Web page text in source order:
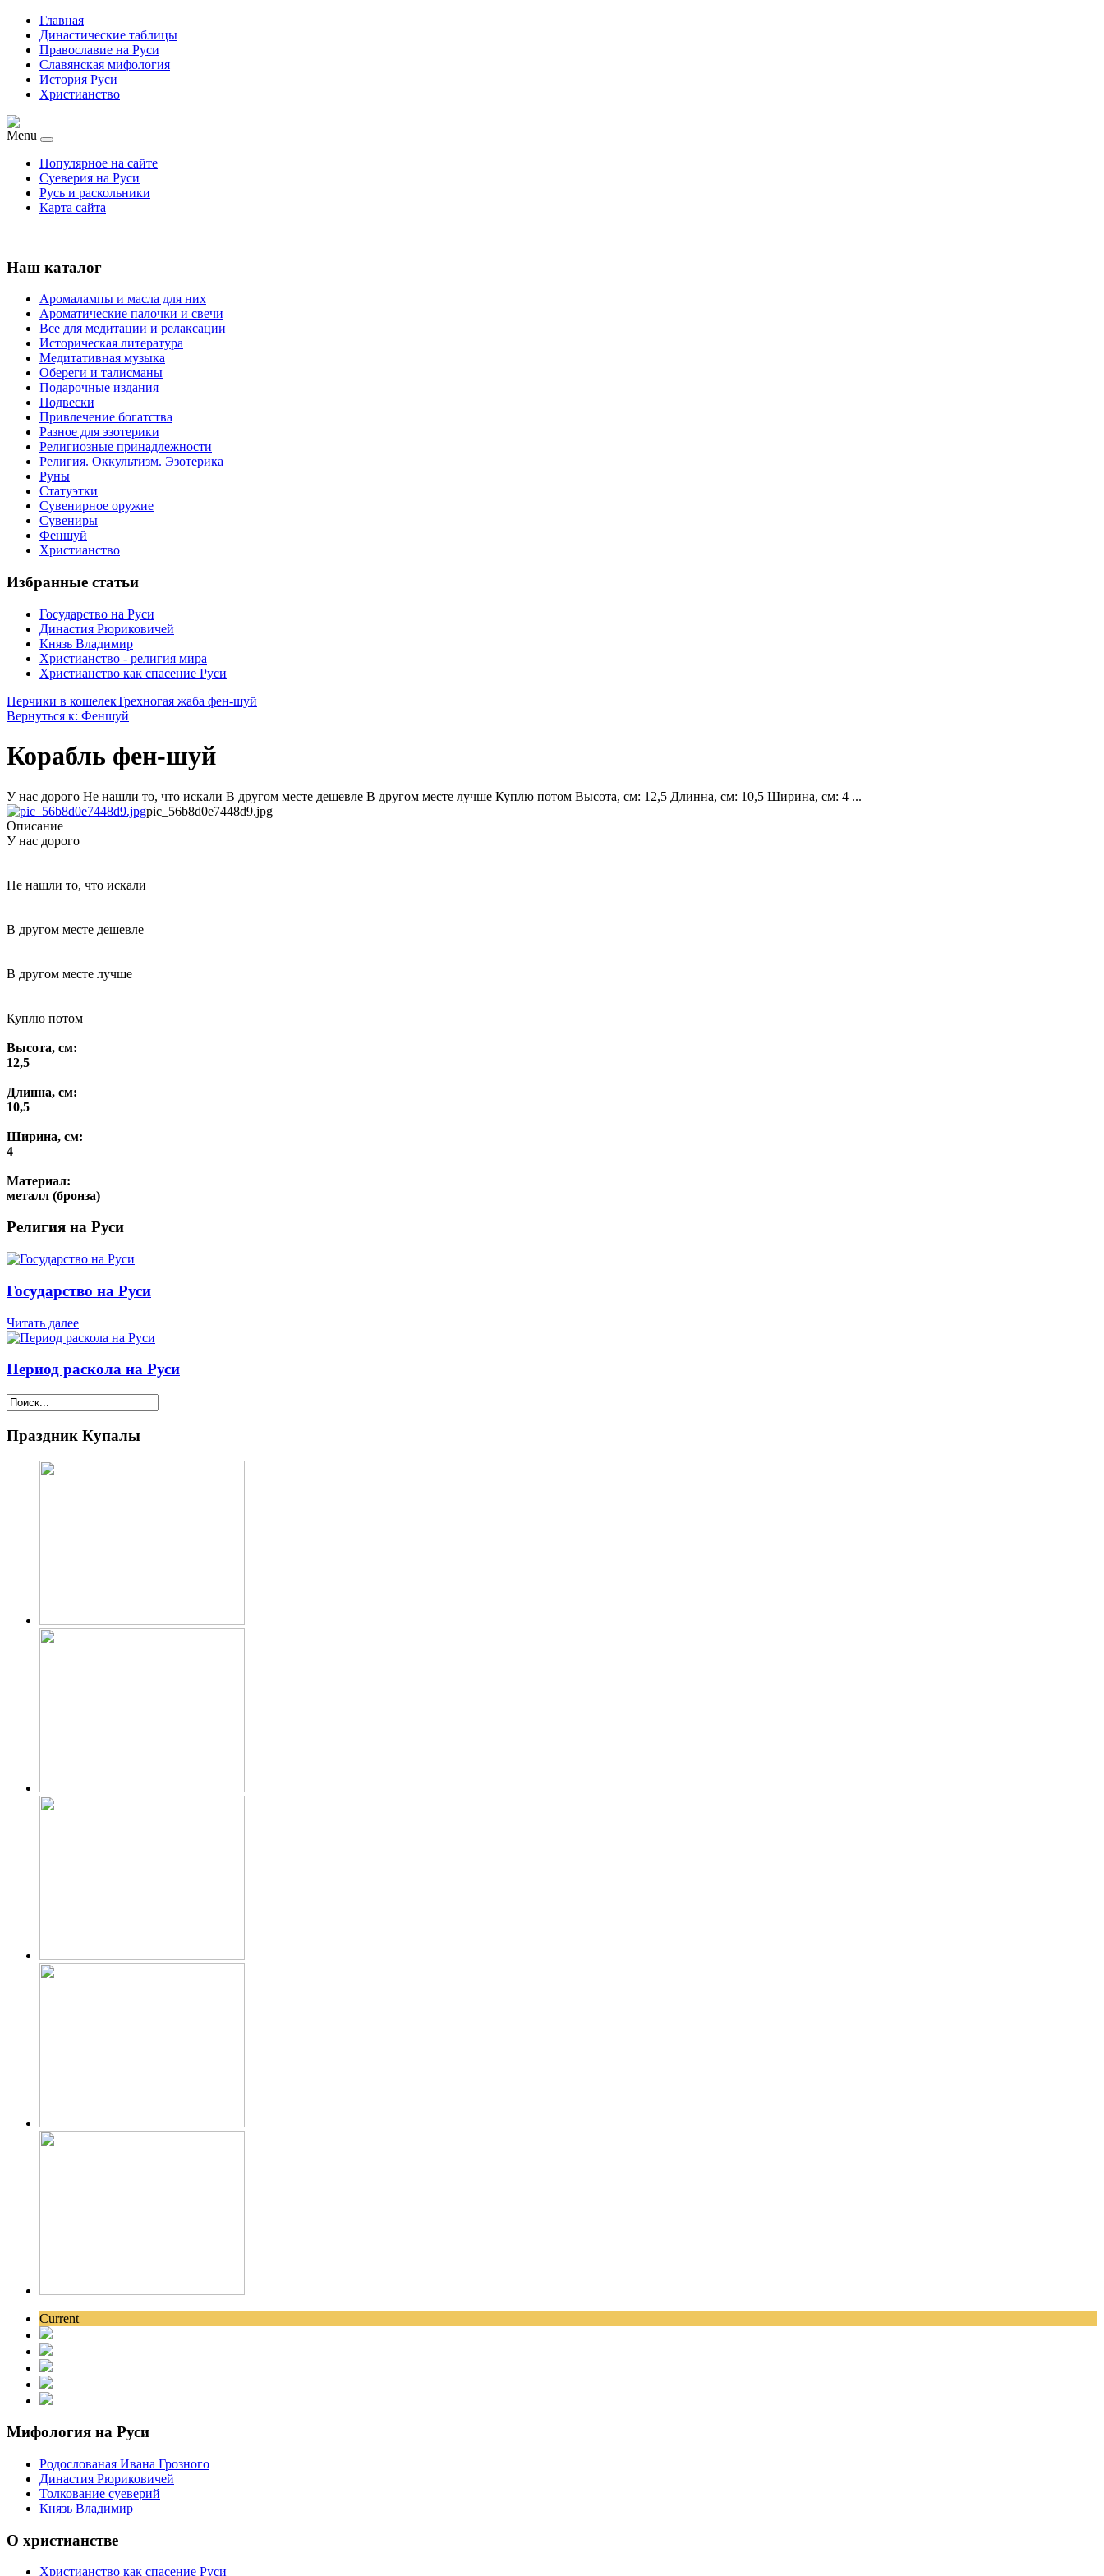
Главная
Династические таблицы
Православие на Руси
Славянская мифология
История Руси
Христианство
Menu
Популярное на сайте
Суеверия на Руси
Русь и раскольники
Карта сайта
Наш каталог
Аромалампы и масла для них
Ароматические палочки и свечи
Все для медитации и релаксации
Историческая литература
Медитативная музыка
Обереги и талисманы
Подарочные издания
Подвески
Привлечение богатства
Разное для эзотерики
Религиозные принадлежности
Религия. Оккультизм. Эзотерика
Руны
Статуэтки
Сувенирное оружие
Сувениры
Феншуй
Христианство
Избранные статьи
Государство на Руси
Династия Рюриковичей
Князь Владимир
Христианство - религия мира
Христианство как спасение Руси
Перчики в кошелекТрехногая жаба фен-шуй
Вернуться к: Феншуй
Корабль фен-шуй
У нас дорого Не нашли то, что искали В другом месте дешевле В другом месте лучше Куплю потом Высота, см: 12,5 Длинна, см: 10,5 Ширина, см: 4 ...
pic_56b8d0e7448d9.jpg
Описание
У нас дорого
Не нашли то, что искали
В другом месте дешевле
В другом месте лучше
Куплю потом
Высота, см:
12,5
Длинна, см:
10,5
Ширина, см:
4
Материал:
металл (бронза)
Религия на Руси
Государство на Руси
Читать далее
Период раскола на Руси
Праздник Купалы
Current
Мифология на Руси
Родослованая Ивана Грозного
Династия Рюриковичей
Толкование суеверий
Князь Владимир
О христианстве
Христианство как спасение Руси